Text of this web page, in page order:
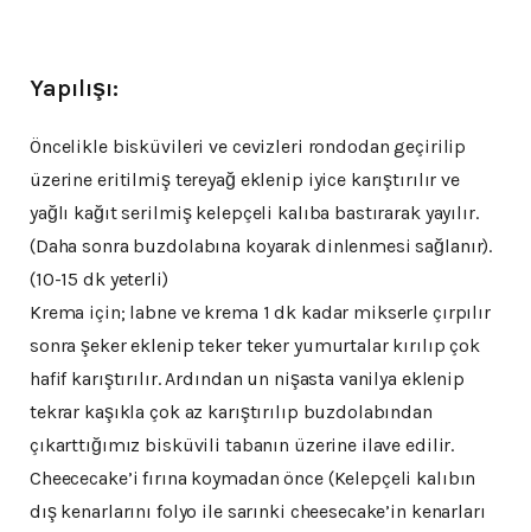
Yapılışı:
Öncelikle bisküvileri ve cevizleri rondodan geçirilip
üzerine eritilmiş tereyağ eklenip iyice karıştırılır ve
yağlı kağıt serilmiş kelepçeli kalıba bastırarak yayılır.
(Daha sonra buzdolabına koyarak dinlenmesi sağlanır).
(10-15 dk yeterli)
Krema için; labne ve krema 1 dk kadar mikserle çırpılır
sonra şeker eklenip teker teker yumurtalar kırılıp çok
hafif karıştırılır. Ardından un nişasta vanilya eklenip
tekrar kaşıkla çok az karıştırılıp buzdolabından
çıkarttığımız bisküvili tabanın üzerine ilave edilir.
Cheececake’i fırına koymadan önce (Kelepçeli kalıbın
dış kenarlarını folyo ile sarınki cheesecake’in kenarları